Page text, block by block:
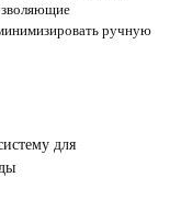
ручную